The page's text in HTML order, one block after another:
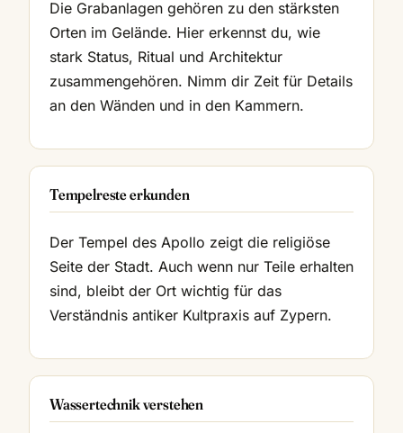
Die Grabanlagen gehören zu den stärksten
Orten im Gelände. Hier erkennst du, wie
stark Status, Ritual und Architektur
zusammengehören. Nimm dir Zeit für Details
an den Wänden und in den Kammern.
Tempelreste erkunden
Der Tempel des Apollo zeigt die religiöse
Seite der Stadt. Auch wenn nur Teile erhalten
sind, bleibt der Ort wichtig für das
Verständnis antiker Kultpraxis auf Zypern.
Wassertechnik verstehen